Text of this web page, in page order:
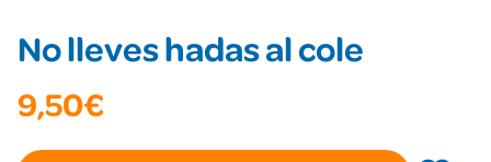
No lleves hadas al cole
9,50€